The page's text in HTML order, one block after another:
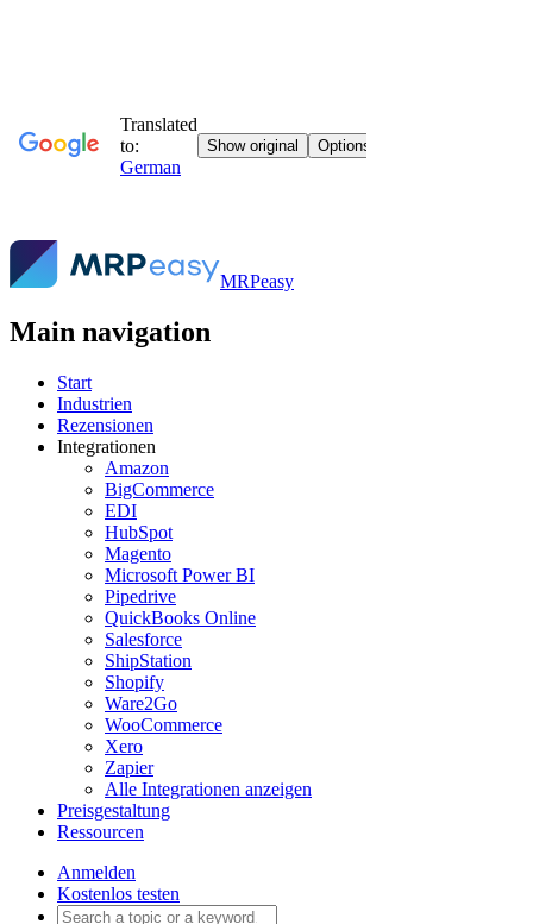
MRPeasy
Main navigation
Start
Industrien
Rezensionen
Integrationen
Amazon
BigCommerce
EDI
HubSpot
Magento
Microsoft Power BI
Pipedrive
QuickBooks Online
Salesforce
ShipStation
Shopify
Ware2Go
WooCommerce
Xero
Zapier
Alle Integrationen anzeigen
Preisgestaltung
Ressourcen
Anmelden
Kostenlos testen